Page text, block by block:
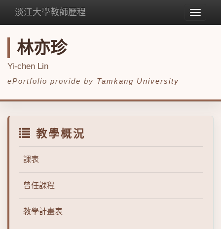
Toggle
淡江大學教師歷程
林亦珍
Yi-chen Lin
ePortfolio provide by Tamkang University
教學概況
課表
曾任課程
教學計畫表